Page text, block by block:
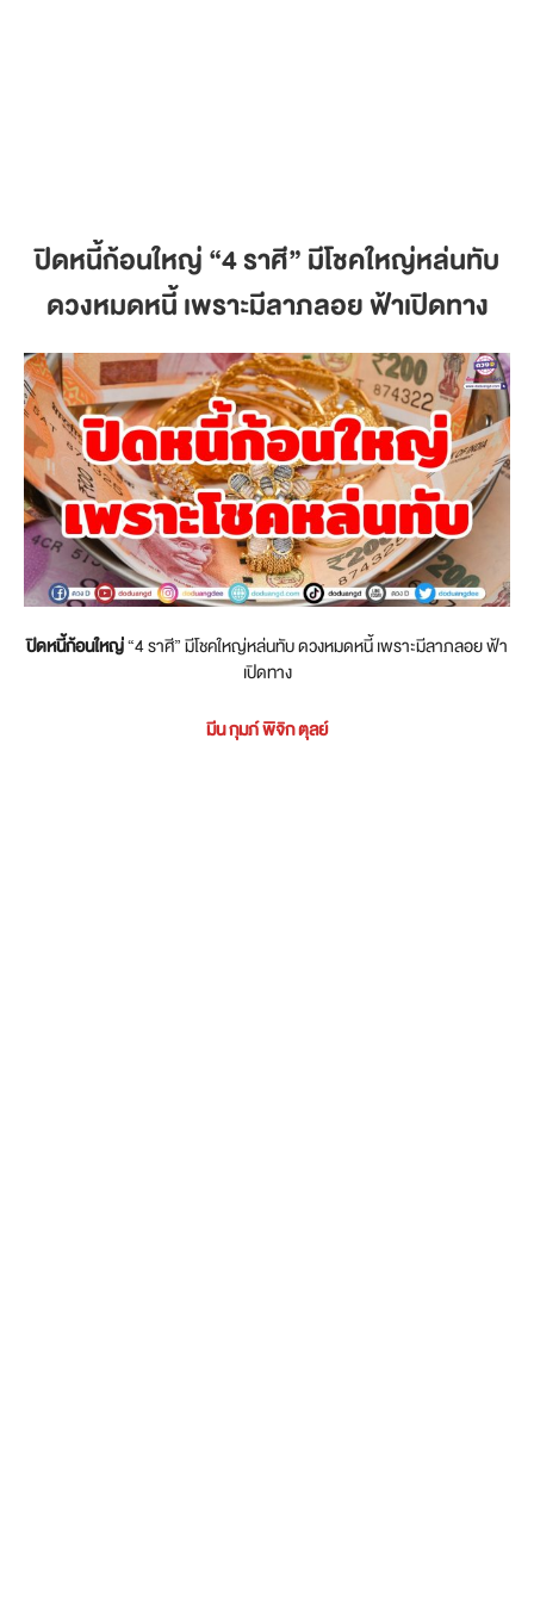
ปิดหนี้ก้อนใหญ่“4 ราศี” มีโชคใหญ่หล่นทับ
ดวงหมดหนี้ เพราะมีลาภลอย ฟ้าเปิดทาง
ปิดหนี้ก้อนใหญ่“4 ราศี” มีโชคใหญ่หล่นทับ ดวงหมดหนี้ เพราะมีลาภลอย ฟ้า
เปิดทาง
มีน กุมภ์ พิจิก ตุลย์